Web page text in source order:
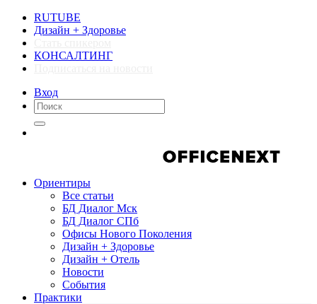
RUTUBE
Дизайн + Здоровье
КОНСАЛТИНГ
Вход
Ориентиры
Все статьи
БД Диалог Мск
БД Диалог СПб
Офисы Нового Поколения
Дизайн + Здоровье
Дизайн + Отель
Новости
События
Практики